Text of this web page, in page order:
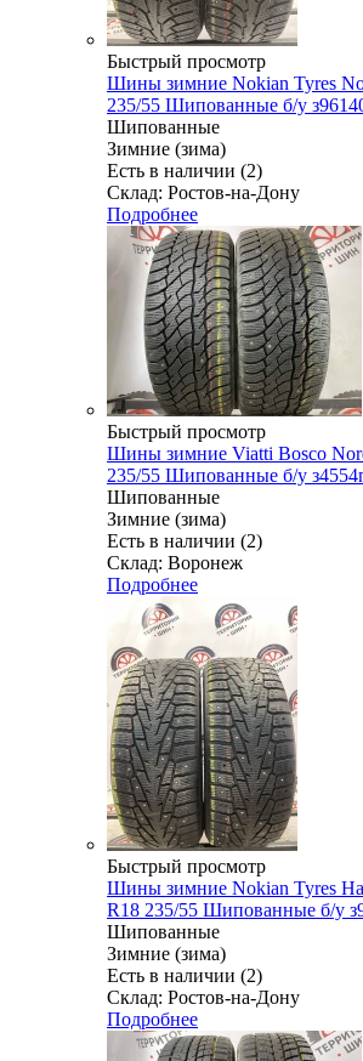
Быстрый просмотр
Шины зимние Nokian Tyres
235/55 Шипованные б/у
Шипованные
Зимние (зима)
Есть в наличии (2)
Склад: Ростов-на-Дону
Подробнее
Быстрый просмотр
Шины зимние Viatti Bosco
235/55 Шипованные б/у
Шипованные
Зимние (зима)
Есть в наличии (2)
Склад: Воронеж
Подробнее
Быстрый просмотр
Шины зимние Nokian Tyres
R18 235/55 Шипованные б/у
Шипованные
Зимние (зима)
Есть в наличии (2)
Склад: Ростов-на-Дону
Подробнее